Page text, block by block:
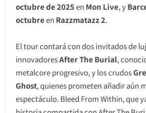
octubre de 2025en Mon Live, y
octubreen Razzmatazz 2.
El tour contará con dos invitados de
innovadoresAfter The Burial,
metalcore progresivo, y los crudos
Ghost, quienes prometen añadir aún
espectáculo. Bleed From Within, que